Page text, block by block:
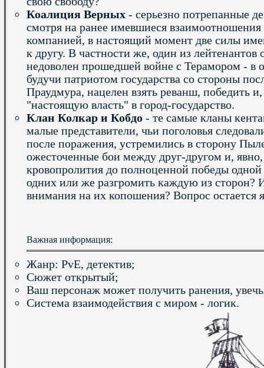
Коалиция Верных - серьезно потрепанные
смотря на ранее имевшиеся
компанией, в настоящий момент две силы
к другу. В частности же, один из лейтенантов
недоволен прошедшей войне с Терамором - в
будучи патриотом государства со стороны
Праудмура, нацелен взять реванш, победить
"настоящую власть" в город-государство.
Клан Колкар и Кобдо - те самые кланы
малые представители, чьи поголовья
после поражения, устремились в сторону
ожесточенные бои между друг-другом и,
кровопролития до полноценной победы
одних или же разгромить каждую из сторон?
внимания на их копошения? Вопрос остается
Важная информация:
Жанр: PvE, детектив;
Сюжет открытый;
Ваш персонаж может получить ранения,
Система взаимодействия с миром - логик.